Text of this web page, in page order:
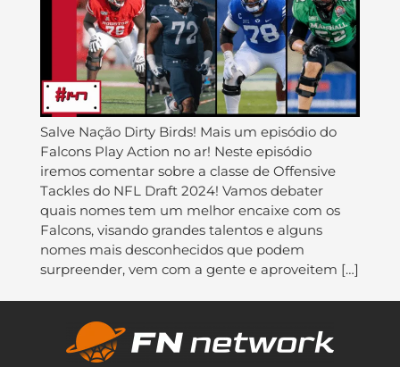
Salve Nação Dirty Birds! Mais um episódio do
Falcons Play Action no ar! Neste episódio
iremos comentar sobre a classe de Offensive
Tackles do NFL Draft 2024! Vamos debater
quais nomes tem um melhor encaixe com os
Falcons, visando grandes talentos e alguns
nomes mais desconhecidos que podem
surpreender, vem com a gente e aproveitem […]